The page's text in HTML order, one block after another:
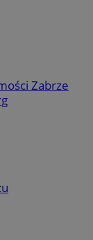
Zabrze